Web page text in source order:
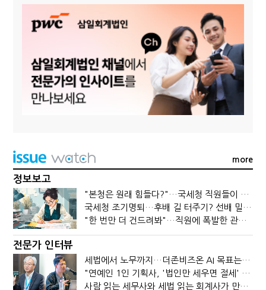
more
정보보고
"본청은 원래 힘들다?"…국세청 직원들이 떠나는 이유
국세청 조기명퇴…후배 길 터주기? 선배 밀어내기?
"한 번만 더 건드려봐"…직원에 폭발한 관세청장, 왜?
전문가 인터뷰
세법에서 노무까지…더존비즈온 AI 목표는 '전문가의 시간'
"연예인 1인 기획사, '법인만 세우면 절세' 시대 끝났다"
사람 읽는 세무사와 세법 읽는 회계사가 만나면?